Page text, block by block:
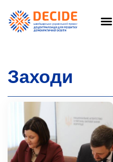
Заходи